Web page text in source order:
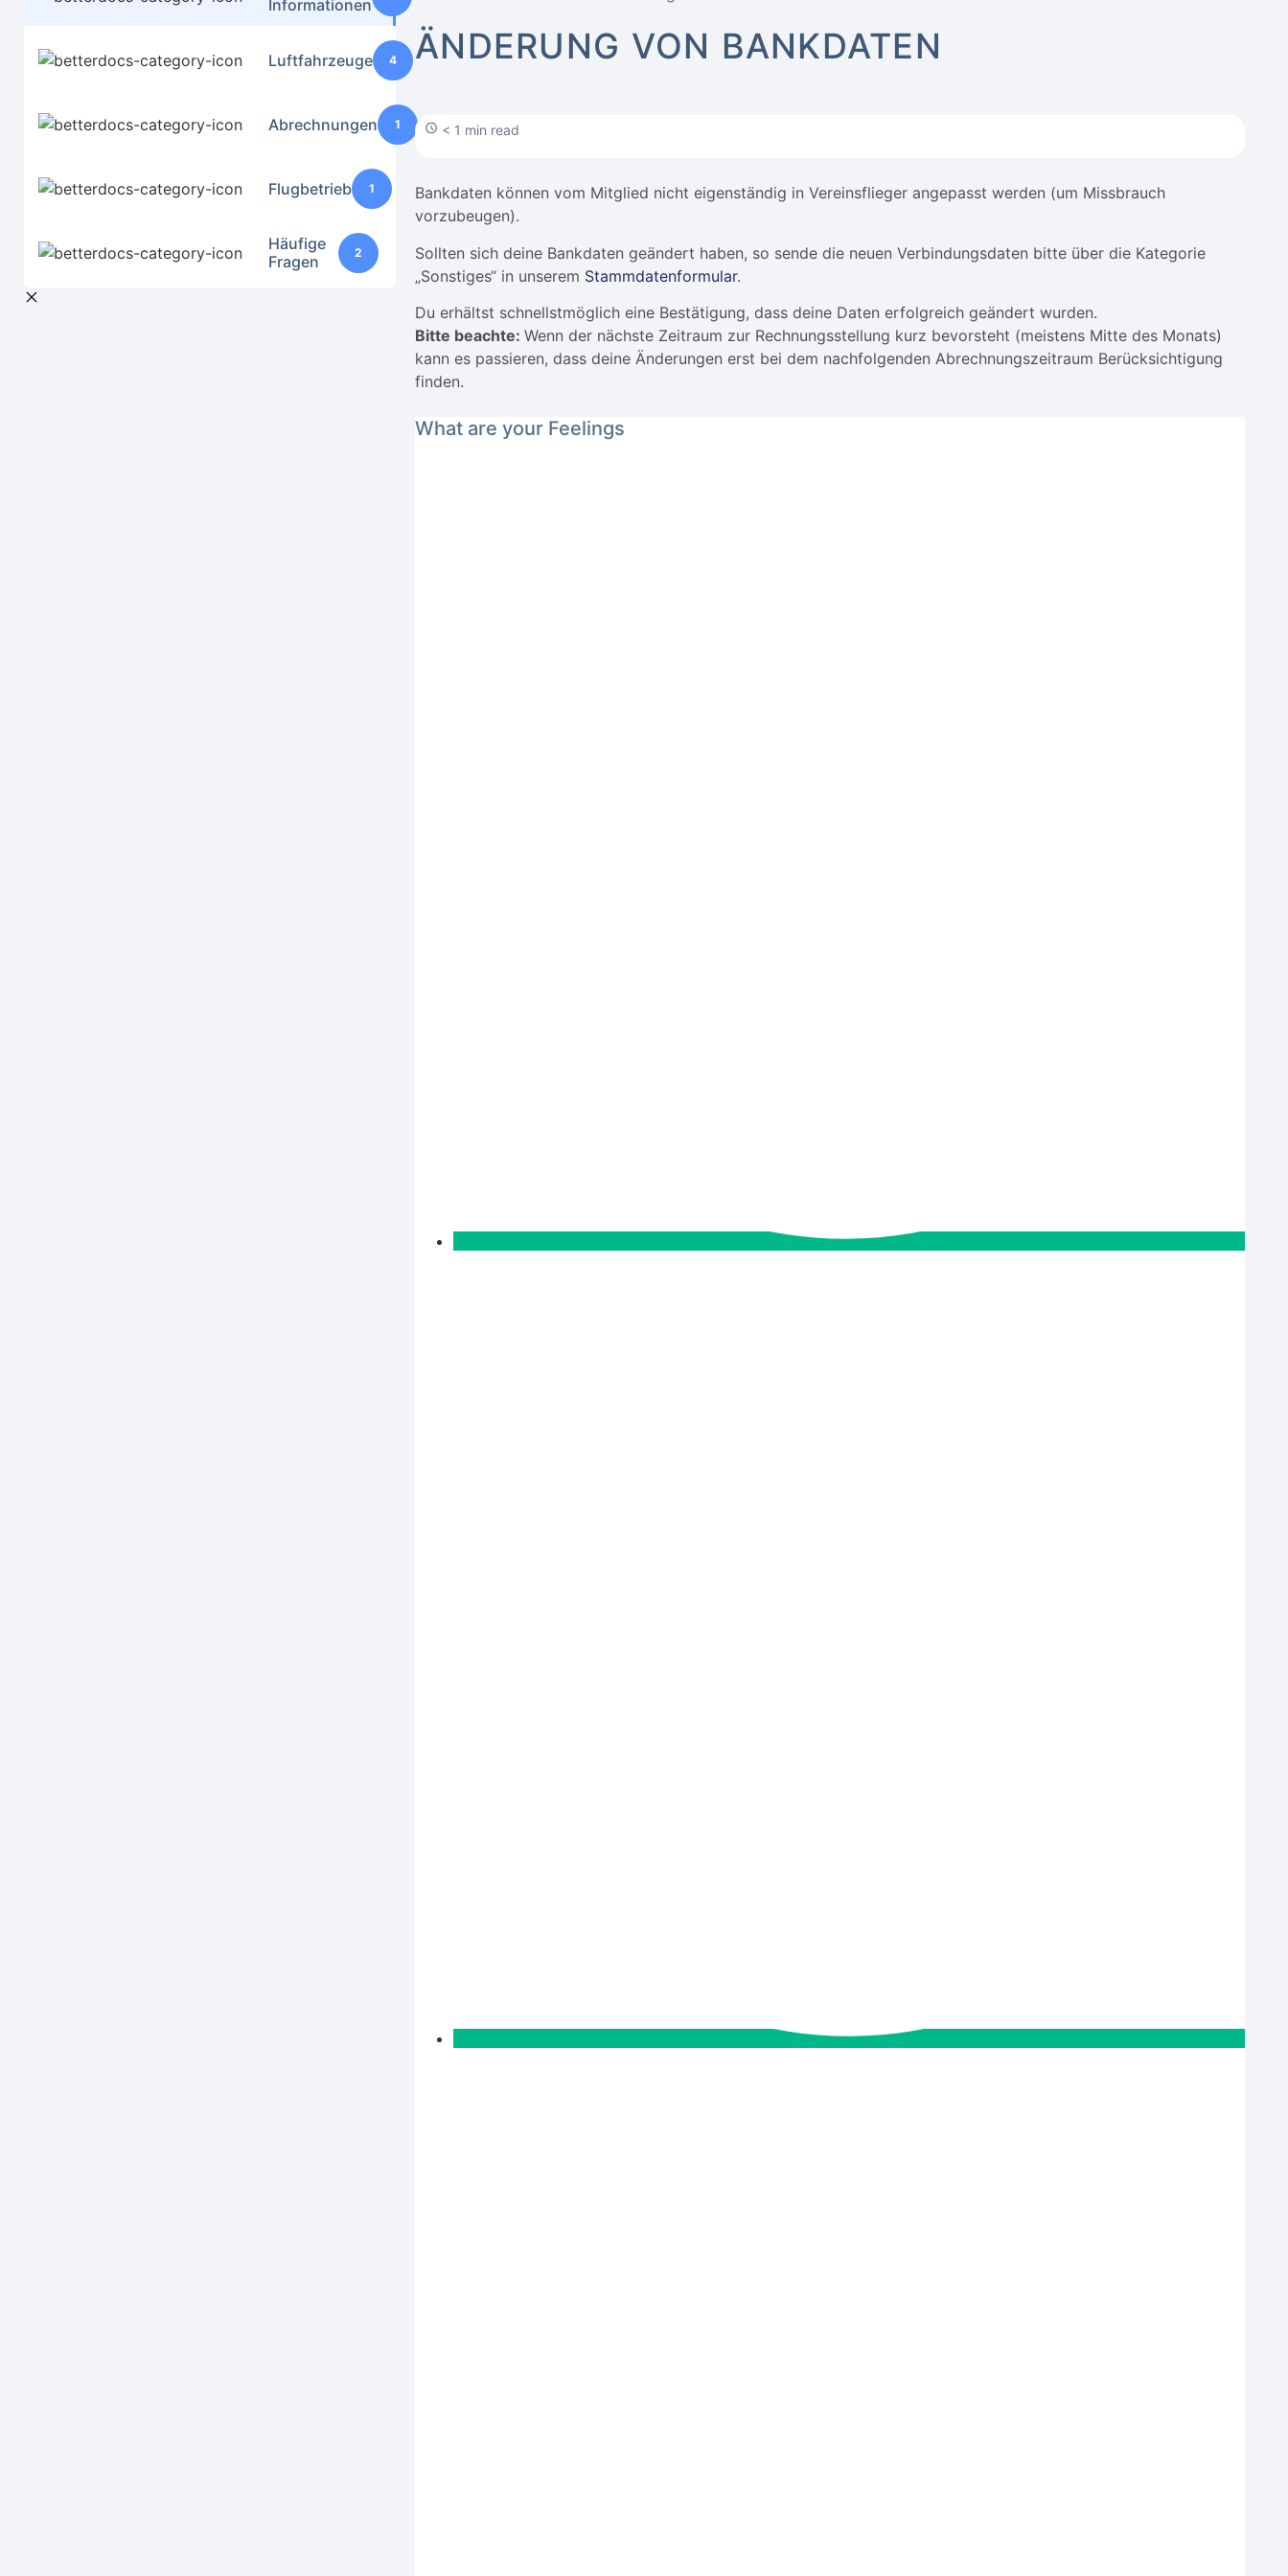
Informationen
Luftfahrzeuge 4
Abrechnungen 1
Flugbetrieb 1
Häufige
Fragen
2
ÄNDERUNG VON BANKDATEN
< 1 min read
Bankdaten können vom Mitglied nicht eigenständig in Vereinsflieger angepasst werden (um Missbrauch
vorzubeugen).
Sollten sich deine Bankdaten geändert haben, so sende die neuen Verbindungsdaten bitte über die Kategorie
„Sonstiges“ in unserem Stammdatenformular.
Du erhältst schnellstmöglich eine Bestätigung, dass deine Daten erfolgreich geändert wurden.
Bitte beachte:Wenn der nächste Zeitraum zur Rechnungsstellung kurz bevorsteht (meistens Mitte des Monats)
kann es passieren, dass deine Änderungen erst bei dem nachfolgenden Abrechnungszeitraum Berücksichtigung
finden.
What are your Feelings